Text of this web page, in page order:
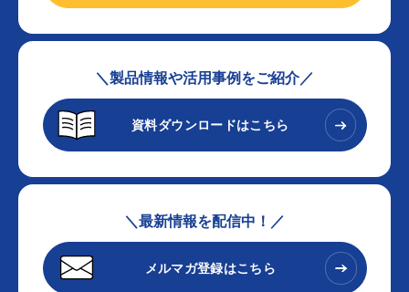
＼製品情報や活用事例をご紹介／
資料ダウンロードはこちら
＼最新情報を配信中！／
メルマガ登録はこちら